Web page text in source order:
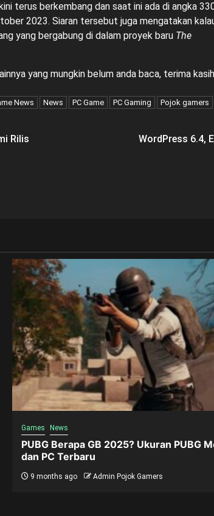
terus berkembang dan saat ini ada di angka
2023. Siaran tersebut juga mengatakan
yang bergabung di dalam proyek baru The
yang mungkin belum anda baca, terima kasih
News News PC Game PC Gaming Pojok gamers
Rilis
WordPress 6.4,
Games News
PUBG Berapa GB 2025? Ukuran PUBG
dan PC Terbaru
9 months ago Admin Pojok Gamers